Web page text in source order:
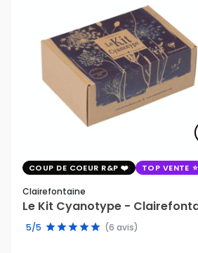
COUP DE COEUR R&P TOP VENTE
Clairefontaine
Le Kit Cyanotype -
5/5 (6 avis)